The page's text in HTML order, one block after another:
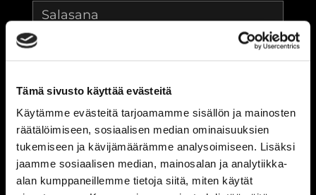
Tämä sivusto käyttää evästeitä
Käytämme evästeitä tarjoamamme sisällön ja mainosten
räätälöimiseen, sosiaalisen median ominaisuuksien
tukemiseen ja kävijämäärämme analysoimiseen. Lisäksi
jaamme sosiaalisen median, mainosalan ja analytiikka-
alan kumppaneillemme tietoja siitä, miten käytät
Vahvista salasana (*):
YHTEYSTIEDOT
Katuosoite (*):